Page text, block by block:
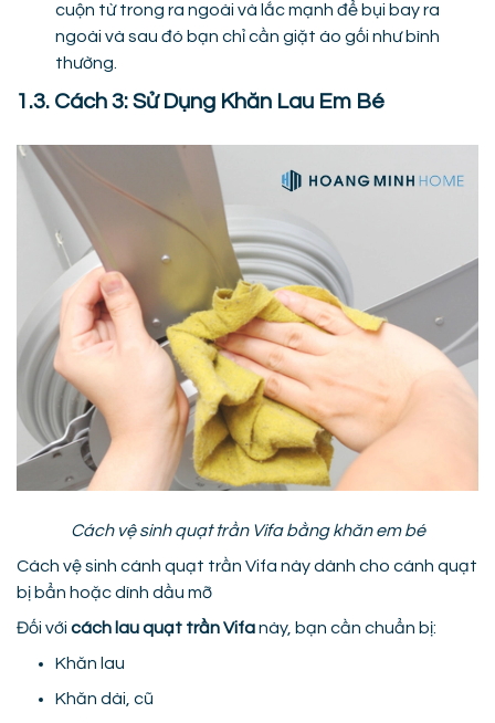
cuộn từ trong ra ngoài và lắc mạnh để bụi bay ra
ngoài và sau đó bạn chỉ cần giặt áo gối như bình
thường.
1.3. Cách 3: Sử Dụng Khăn Lau Em Bé
Cách vệ sinh quạt trần Vifa bằng khăn em bé
Cách vệ sinh cánh quạt trần Vifa này dành cho cánh quạt
bị bẩn hoặc dính dầu mỡ
Đối với cách lau quạt trần Vifanày, bạn cần chuẩn bị:
Khăn lau
Khăn dài, cũ